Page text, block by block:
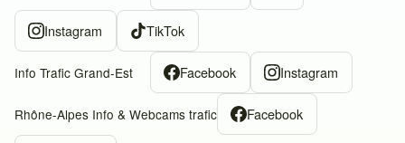
Instagram TikTok
Info Trafic Grand-Est Facebook Instagram
Rhône-Alpes Info & Webcams trafic Facebook